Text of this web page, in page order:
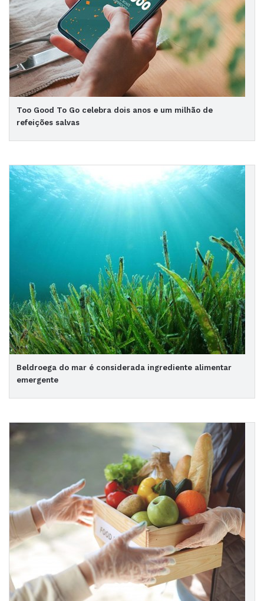
Too Good To Go celebra dois anos e um milhão de
refeições salvas
Beldroega do mar é considerada ingrediente alimentar
emergente